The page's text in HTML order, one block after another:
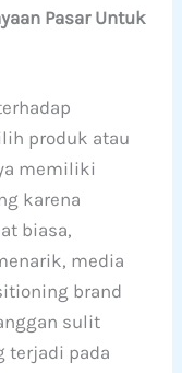
Pasar Untuk
produk atau
memiliki
karena
biasa,
media
brand
sulit
terjadi pada